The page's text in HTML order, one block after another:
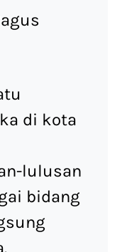
di kota
lulusan
bidang